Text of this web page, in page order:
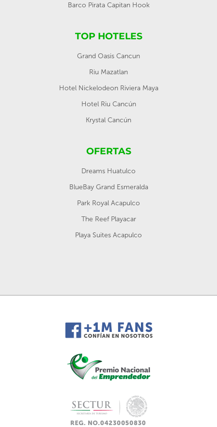
Barco Pirata Capitan Hook
TOP HOTELES
Grand Oasis Cancun
Riu Mazatlan
Hotel Nickelodeon Riviera Maya
Hotel Riu Cancún
Krystal Cancún
OFERTAS
Dreams Huatulco
BlueBay Grand Esmeralda
Park Royal Acapulco
The Reef Playacar
Playa Suites Acapulco